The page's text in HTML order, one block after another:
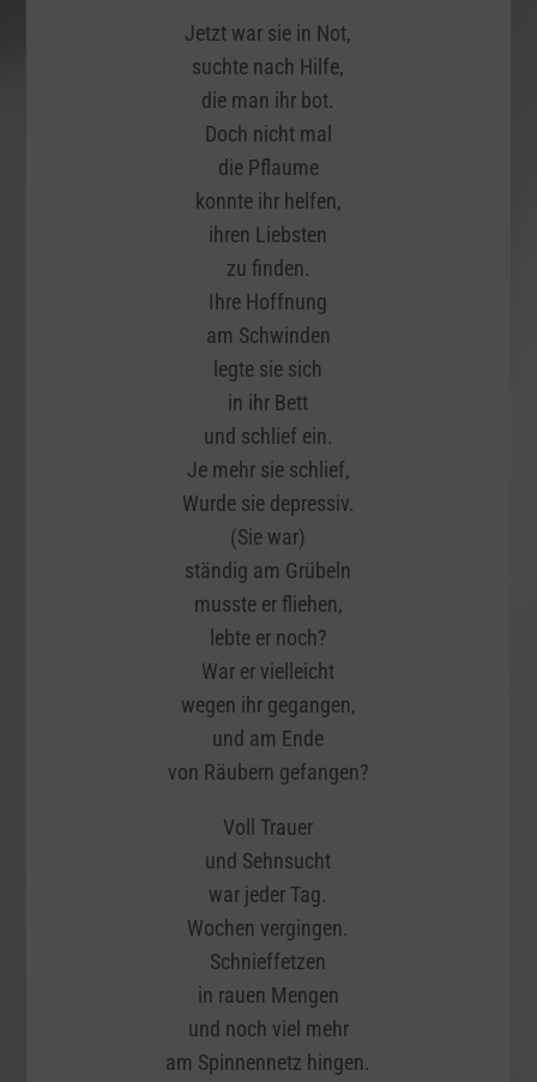
Jetzt war sie in Not,
suchte nach Hilfe,
die man ihr bot.
Doch nicht mal
die Pflaume
konnte ihr helfen,
ihren Liebsten
zu finden.
Ihre Hoffnung
am Schwinden
legte sie sich
in ihr Bett
und schlief ein.
Je mehr sie schlief,
Wurde sie depressiv.
(Sie war)
ständig am Grübeln
musste er fliehen,
lebte er noch?
War er vielleicht
wegen ihr gegangen,
und am Ende
von Räubern gefangen?
Voll Trauer
und Sehnsucht
war jeder Tag.
Wochen vergingen.
Schnieffetzen
in rauen Mengen
und noch viel mehr
am Spinnennetz hingen.